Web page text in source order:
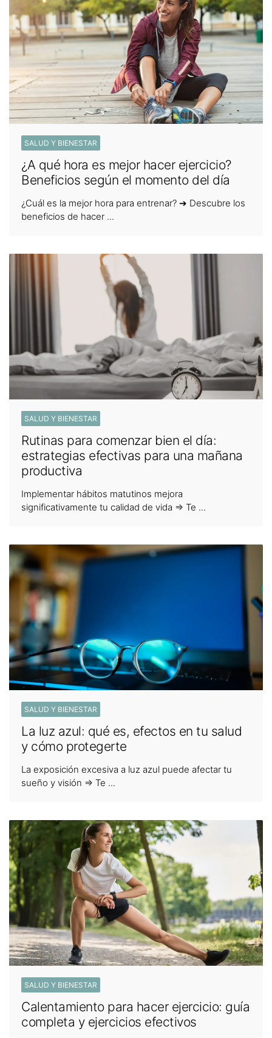
SALUD Y BIENESTAR
¿A qué hora es mejor hacer ejercicio?
Beneficios según el momento del día
¿Cuál es la mejor hora para entrenar? ➔ Descubre los
beneficios de hacer ...
SALUD Y BIENESTAR
Rutinas para comenzar bien el día:
estrategias efectivas para una mañana
productiva
Implementar hábitos matutinos mejora
significativamente tu calidad de vida ⇒ Te ...
SALUD Y BIENESTAR
La luz azul: qué es, efectos en tu salud
y cómo protegerte
La exposición excesiva a luz azul puede afectar tu
sueño y visión ⇒ Te ...
SALUD Y BIENESTAR
Calentamiento para hacer ejercicio: guía
completa y ejercicios efectivos